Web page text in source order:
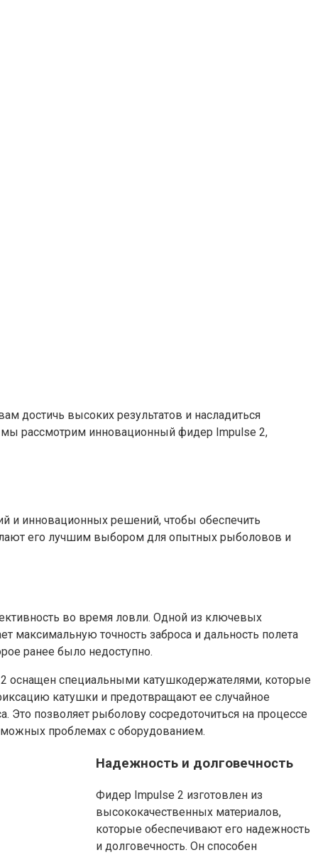
достичь высоких результатов и насладиться
мы рассмотрим инновационный фидер Impulse 2,
и инновационных решений, чтобы обеспечить
его лучшим выбором для опытных рыболовов и
во время ловли. Одной из ключевых
максимальную точность заброса и дальность полета
ранее было недоступно.
оснащен специальными катушкодержателями, которые
катушки и предотвращают ее случайное
Это позволяет рыболову сосредоточиться на процессе
проблемах с оборудованием.
Надежность и долговечность
Фидер Impulse 2 изготовлен из
высококачественных материалов,
которые обеспечивают его надежность
и долговечность. Он способен